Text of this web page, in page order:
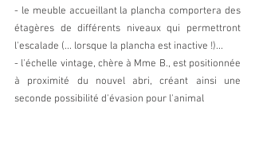
- le meuble accueillant la plancha comportera des
étagères de différents niveaux qui permettront
l'escalade (... lorsque la plancha est inactive !)...
- l'échelle vintage, chère à Mme B., est positionnée
à proximité du nouvel abri, créant ainsi une
seconde possibilité d'évasion pour l'animal